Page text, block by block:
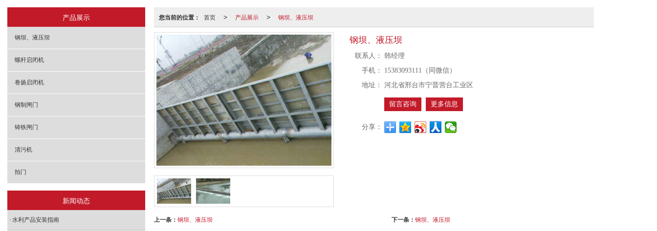
您当前的位置： 首页 > 产品展示 > 钢坝、液压坝
钢坝、液压坝
联系人：
韩经理
手机：
15383093111（同微信）
地址：
河北省邢台市宁晋营台工业区
留言咨询 更多信息
分享：
上一条： 钢坝、液压坝 下一条： 钢坝、液压坝
产品展示
钢坝、液压坝
螺杆启闭机
卷扬启闭机
钢制闸门
铸铁闸门
清污机
拍门
新闻动态
水利产品安装指南